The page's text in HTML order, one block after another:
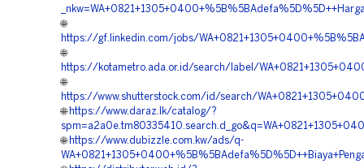
🌐
https://gf.linkedin.com/jobs/
🌐
https://kotametro.ada.or.id/search/label/
🌐
https://www.shutterstock.com/id/search/
🌐 https://www.daraz.lk/catalog/?
🌐 https://www.dubizzle.com.kw/ads/q-